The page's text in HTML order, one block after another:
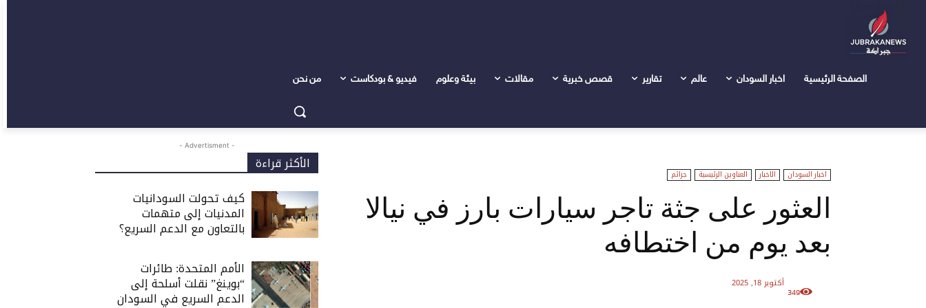
الصفحة الرئيسية اخبار السودان عالم تقارير قصص خبرية مقالات بيئة وعلوم فيديو & بودكاست من نحن
اخبار السودان الاخبار العناوين الرئيسية جرائم
العثور على جثة تاجر سيارات بارز في نيالا
بعد يوم من اختطافه
أكتوبر 18, 2025
349
- Advertisment -
الأكثر قراءة
كيف تحولت السودانيات
المدنيات إلى متهمات
بالتعاون مع الدعم السريع؟
الأمم المتحدة: طائرات
“بوينغ” نقلت أسلحة إلى
الدعم السريع في السودان